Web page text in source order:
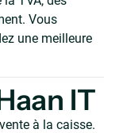
Vous
une meilleure
IT
à la caisse.